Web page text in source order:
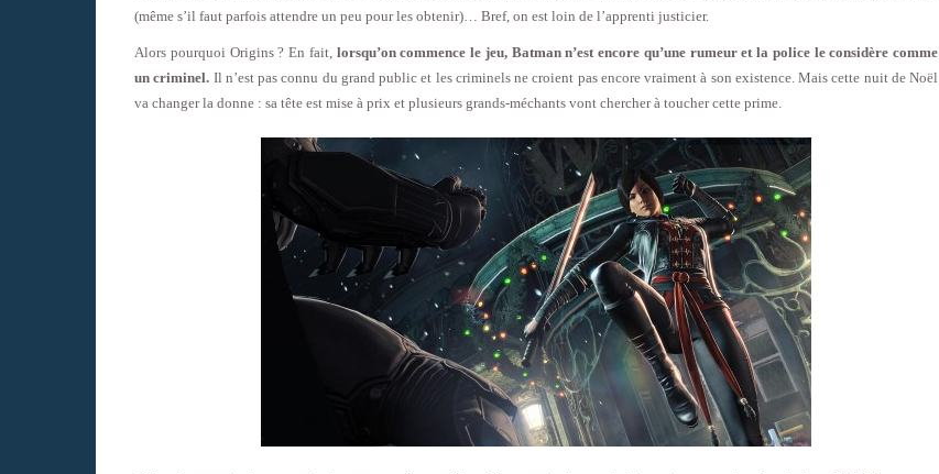
(même s’il faut parfois attendre un peu pour les obtenir)… Bref, on est loin de l’apprenti justicier.
Alors pourquoi Origins ? En fait, lorsqu’on commence le jeu, Batman n’est encore qu’une rumeur et la police le considère comme
un criminel. Il n’est pas connu du grand public et les criminels ne croient pas encore vraiment à son existence. Mais cette nuit de Noël
va changer la donne : sa tête est mise à prix et plusieurs grands-méchants vont chercher à toucher cette prime.